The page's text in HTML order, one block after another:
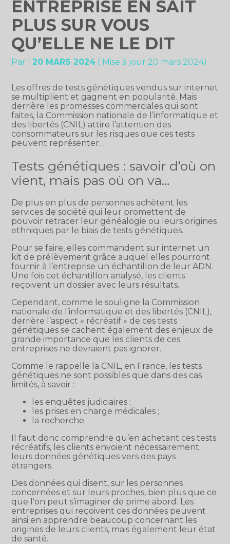
ENTREPRISE EN SAIT
PLUS SUR VOUS
QU’ELLE NE LE DIT
Par 20 MARS 2024 ( Mise à jour 20 mars 2024)
Les offres de tests génétiques vendus sur internet
se multiplient et gagnent en popularité. Mais
derrière les promesses commerciales qui sont
faites, la Commission nationale de l’informatique et
des libertés (CNIL) attire l’attention des
consommateurs sur les risques que ces tests
peuvent représenter…
Tests génétiques : savoir d’où on
vient, mais pas où on va…
De plus en plus de personnes achètent les
services de société qui leur promettent de
pouvoir retracer leur généalogie ou leurs origines
ethniques par le biais de tests génétiques.
Pour se faire, elles commandent sur internet un
kit de prélèvement grâce auquel elles pourront
fournir à l’entreprise un échantillon de leur ADN.
Une fois cet échantillon analysé, les clients
reçoivent un dossier avec leurs résultats.
Cependant, comme le souligne la Commission
nationale de l’informatique et des libertés (CNIL),
derrière l’aspect « récréatif » de ces tests
génétiques se cachent également des enjeux de
grande importance que les clients de ces
entreprises ne devraient pas ignorer.
Comme le rappelle la CNIL, en France, les tests
génétiques ne sont possibles que dans des cas
limités, à savoir :
les enquêtes judiciaires ;
les prises en charge médicales ;
la recherche.
Il faut donc comprendre qu’en achetant ces tests
récréatifs, les clients envoient nécessairement
leurs données génétiques vers des pays
étrangers.
Des données qui disent, sur les personnes
concernées et sur leurs proches, bien plus que ce
que l’on peut s’imaginer de prime abord. Les
entreprises qui reçoivent ces données peuvent
ainsi en apprendre beaucoup concernant les
origines de leurs clients, mais également leur état
de santé.